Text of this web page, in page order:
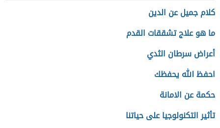
كلام جميل عن الدين
ما هو علاج تشققات القدم
أعراض سرطان الثدي
احفظ الله يحفظك
حكمة عن الامانة
تأثير التكنولوجيا على حياتنا